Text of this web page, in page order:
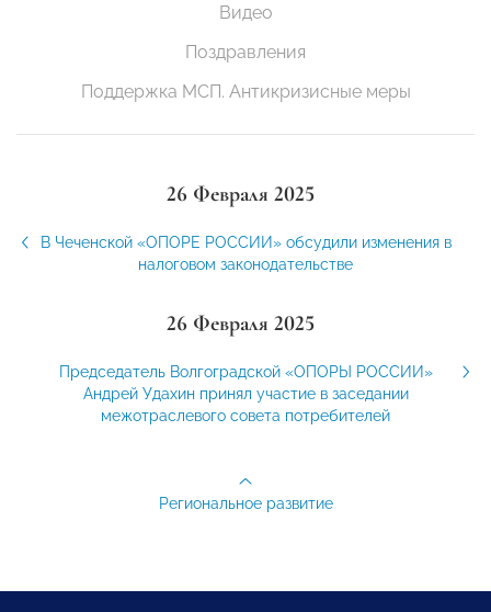
Видео
Поздравления
Поддержка МСП. Антикризисные меры
26 Февраля 2025
В Чеченской «ОПОРЕ РОССИИ» обсудили изменения в
налоговом законодательстве
26 Февраля 2025
Председатель Волгоградской «ОПОРЫ РОССИИ»
Андрей Удахин принял участие в заседании
межотраслевого совета потребителей
Региональное развитие